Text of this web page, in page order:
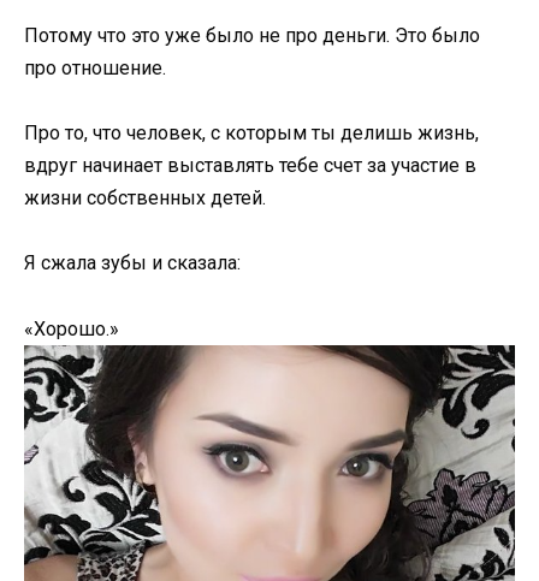
Потому что это уже было не про деньги. Это было
про отношение.
Про то, что человек, с которым ты делишь жизнь,
вдруг начинает выставлять тебе счет за участие в
жизни собственных детей.
Я сжала зубы и сказала:
«Хорошо.»